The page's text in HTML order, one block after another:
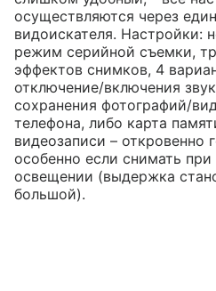
осуществляются через
видоискателя. Настройки:
режим серийной съемки,
эффектов снимков, 4
отключение/включения
сохранения фотографий/
телефона, либо карта
видеозаписи – откровенно
особенно если снимать
освещении (выдержка
большой).